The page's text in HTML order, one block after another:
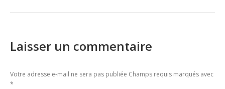
Laisser un commentaire
Votre adresse e-mail ne sera pas publiée Champs requis marqués avec
*